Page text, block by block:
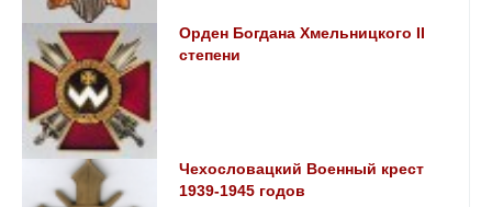
Орден Богдана Хмельницкого II
степени
Чехословацкий Военный крест
1939-1945 годов